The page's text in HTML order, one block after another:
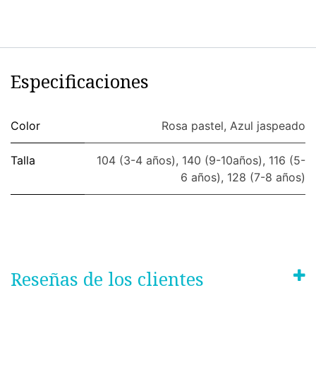
Especificaciones
Color Rosa pastel, Azul jaspeado
Talla 104 (3-4 años), 140 (9-10años), 116 (5-
6 años), 128 (7-8 años)
Reseñas de los clientes